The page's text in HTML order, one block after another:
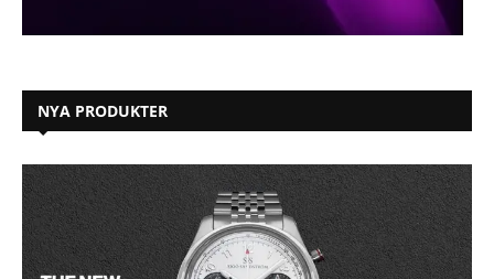
NYA PRODUKTER